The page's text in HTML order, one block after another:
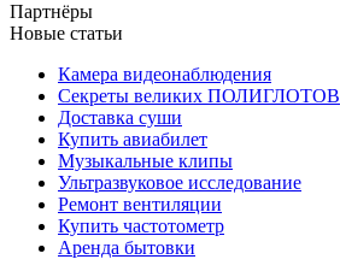
Партнёры
Новые статьи
Камера видеонаблюдения
Секреты великих ПОЛИГЛОТОВ
Доставка суши
Купить авиабилет
Музыкальные клипы
Ультразвуковое исследование
Ремонт вентиляции
Купить частотометр
Аренда бытовки